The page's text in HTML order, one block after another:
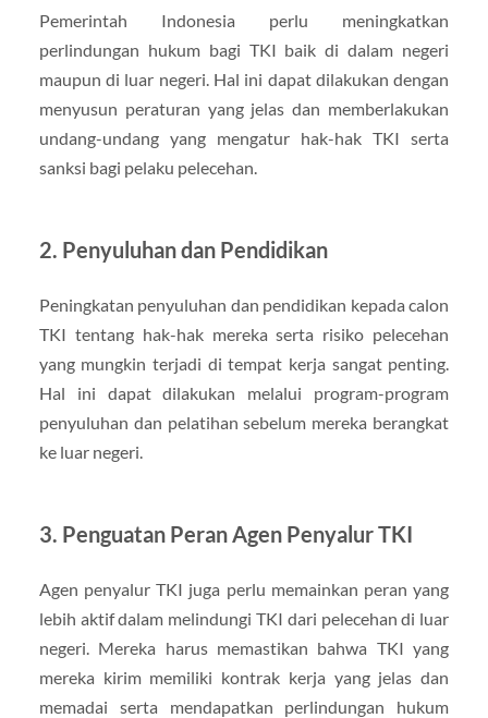
Pemerintah Indonesia perlu meningkatkan
perlindungan hukum bagi TKI baik di dalam negeri
maupun di luar negeri. Hal ini dapat dilakukan dengan
menyusun peraturan yang jelas dan memberlakukan
undang-undang yang mengatur hak-hak TKI serta
sanksi bagi pelaku pelecehan.
2. Penyuluhan dan Pendidikan
Peningkatan penyuluhan dan pendidikan kepada calon
TKI tentang hak-hak mereka serta risiko pelecehan
yang mungkin terjadi di tempat kerja sangat penting.
Hal ini dapat dilakukan melalui program-program
penyuluhan dan pelatihan sebelum mereka berangkat
ke luar negeri.
3. Penguatan Peran Agen Penyalur TKI
Agen penyalur TKI juga perlu memainkan peran yang
lebih aktif dalam melindungi TKI dari pelecehan di luar
negeri. Mereka harus memastikan bahwa TKI yang
mereka kirim memiliki kontrak kerja yang jelas dan
memadai serta mendapatkan perlindungan hukum